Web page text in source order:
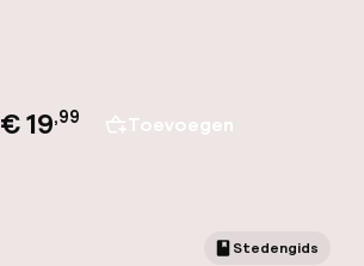
€ 19,99 Toevoegen
Stedengids